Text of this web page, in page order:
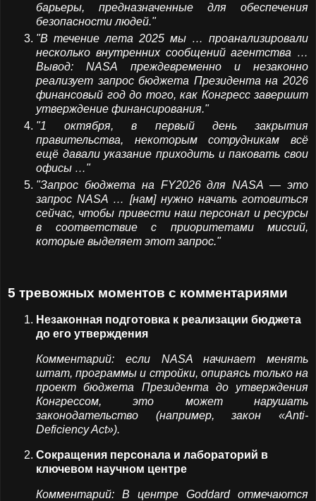
барьеры, предназначенные для обеспечения
безопасности людей."
"В течение лета 2025 мы … проанализировали
несколько внутренних сообщений агентства …
Вывод: NASA преждевременно и незаконно
реализует запрос бюджета Президента на 2026
финансовый год до того, как Конгресс завершит
утверждение финансирования."
"1 октября, в первый день закрытия
правительства, некоторым сотрудникам всё
ещё давали указание приходить и паковать свои
офисы …"
"Запрос бюджета на FY2026 для NASA — это
запрос NASA … [нам] нужно начать готовиться
сейчас, чтобы привести наш персонал и ресурсы
в соответствие с приоритетами миссий,
которые выделяет этот запрос."
5 тревожных моментов с комментариями
Незаконная подготовка к реализации бюджета
до его утверждения
Комментарий: если NASA начинает менять
штат, программы и стройки, опираясь только на
проект бюджета Президента до утверждения
Конгрессом, это может нарушать
законодательство (например, закон «Anti-
Deficiency Act»).
Сокращения персонала и лабораторий в
ключевом научном центре
Комментарий: В центре Goddard отмечаются